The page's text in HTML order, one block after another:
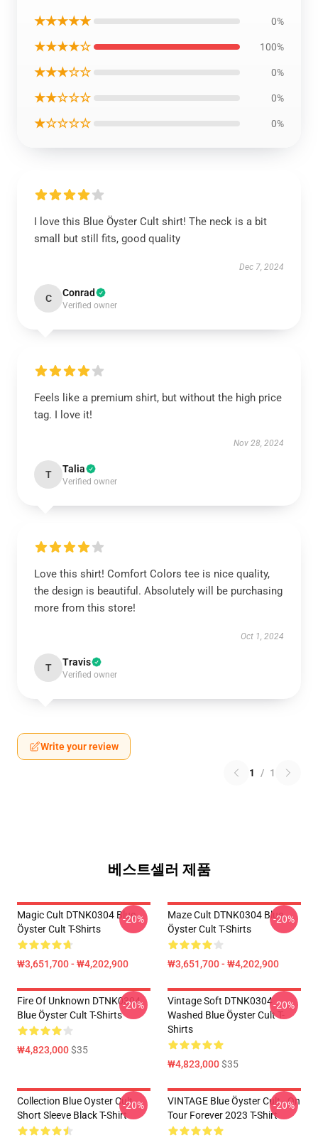
★★★★★ 0%
★★★★☆ 100%
★★★☆☆ 0%
★★☆☆☆ 0%
★☆☆☆☆ 0%
I love this Blue Öyster Cult shirt! The neck is a bit
small but still fits, good quality
Dec 7, 2024
C Conrad
Verified owner
Feels like a premium shirt, but without the high price
tag. I love it!
Nov 28, 2024
T Talia
Verified owner
Love this shirt! Comfort Colors tee is nice quality,
the design is beautiful. Absolutely will be purchasing
more from this store!
Oct 1, 2024
T Travis
Verified owner
Write your review
1 / 1
베스트셀러 제품
Magic Cult DTNK0304 Blue
Öyster Cult T-Shirts
₩3,651,700 - ₩4,202,900
-20%
Maze Cult DTNK0304 Blue
Öyster Cult T-Shirts
₩3,651,700 - ₩4,202,900
-20%
Fire Of Unknown DTNK0304
Blue Öyster Cult T-Shirts
₩4,823,000$35
-20%
Vintage Soft DTNK0304
Washed Blue Öyster Cult T-
Shirts
₩4,823,000$35
-20%
Collection Blue Oyster Cult
Short Sleeve Black T-Shirt
-20%
VINTAGE Blue Öyster Cult - On
Tour Forever 2023 T-Shirt
-20%